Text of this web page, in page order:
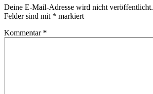
Deine E-Mail-Adresse wird nicht veröffentlicht.
Felder sind mit * markiert
Kommentar *